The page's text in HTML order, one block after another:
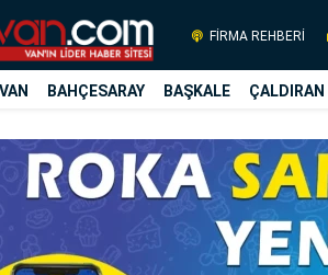
FİRMA REHBERİ
VAN BAHÇESARAY BAŞKALE ÇALDIRAN